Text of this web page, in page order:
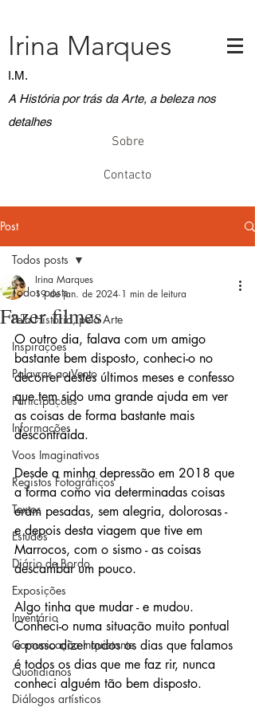
A História por trás da Arte, a beleza nos
detalhes
Irina Marques
I.M.
Sobre
Contacto
Post
Todos posts
Pela História, pela Arte
Inspirações
Palavras ao Vento
Participações
Informações
Voos Imaginativos
Registos Fotográficos
Textos
Estudos
Diário de Bordo
Exposições
Inventário
Comunicação Inquietante
Quotidianos
Diálogos artísticos
Todos posts
Fazer filmes
Irina Marques
19 de jan. de 2024 1 min de leitura
O outro dia, falava com um amigo
bastante bem disposto, conheci-o no
decorrer destes últimos meses e confesso
que tem sido uma grande ajuda em ver
as coisas de forma bastante mais
descontraída.
Desde a minha depressão em 2018 que
a forma como via determinadas coisas
eram pesadas, sem alegria, dolorosas -
e depois desta viagem que tive em
Marrocos, com o sismo - as coisas
descambar um pouco.
Algo tinha que mudar - e mudou.
Conheci-o numa situação muito pontual
e posso dizer todos os dias que falamos
é todos os dias que me faz rir, nunca
conheci alguém tão bem disposto.